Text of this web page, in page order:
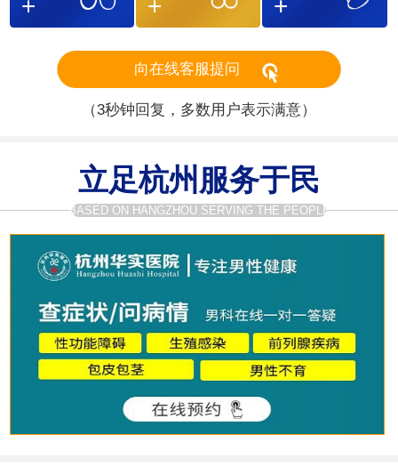
向在线客服提问
（3秒钟回复，多数用户表示满意）
立足杭州服务于民
BASED ON HANGZHOU SERVING THE PEOPLE